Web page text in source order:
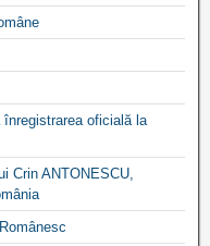
oficială la
Crin ANTONESCU,